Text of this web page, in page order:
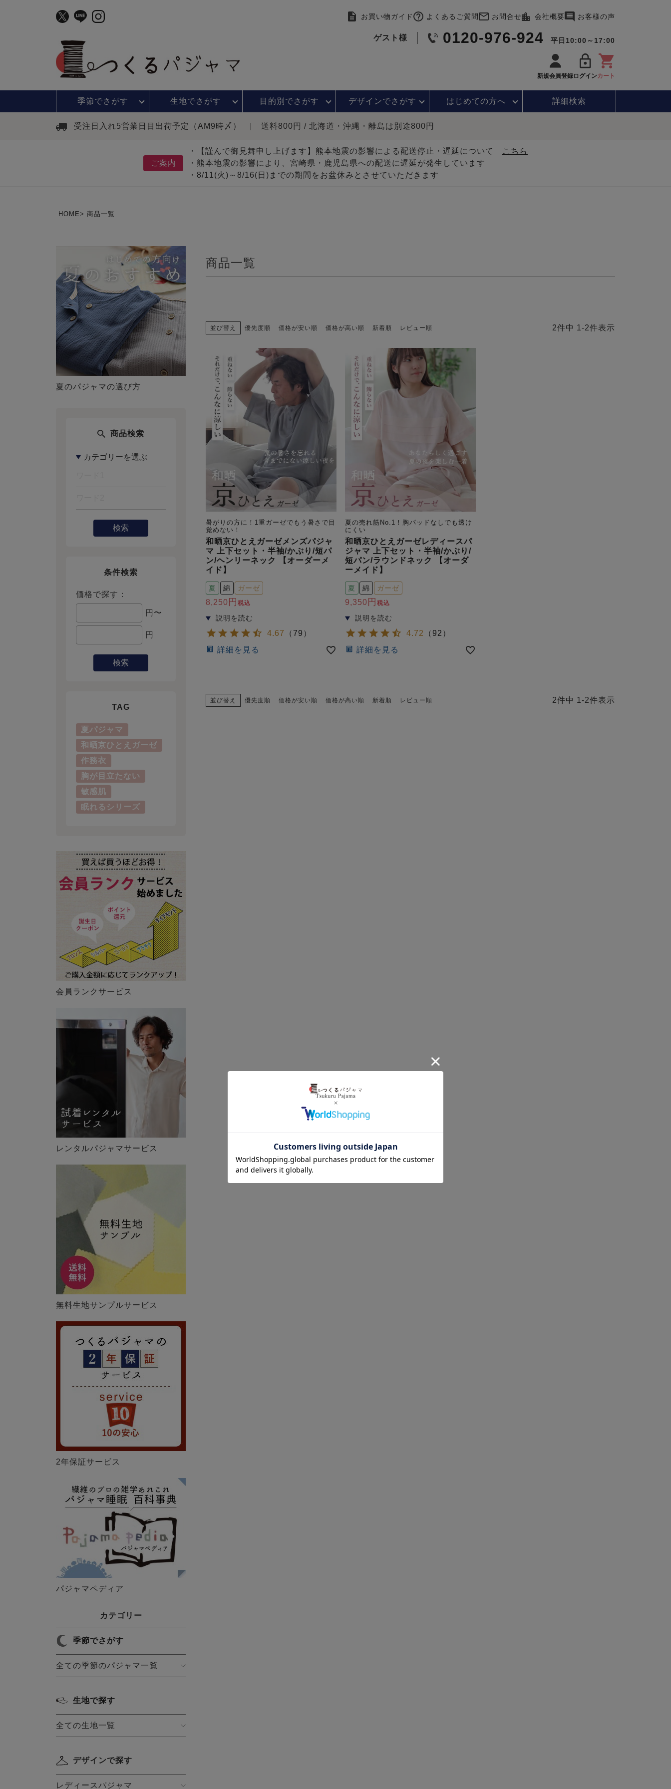
お買い物ガイド よくあるご質問 お問合せ 会社概要 お客様の声
ゲスト様 0120-976-924 平日10:00～17:00
新規会員登録ログインカート
季節でさがす 生地でさがす 目的別でさがす デザインでさがす はじめての方へ 詳細検索
受注日入れ5営業日目出荷予定（AM9時〆） 送料800円 / 北海道・沖縄・離島は別途800円
ご案内
・【謹んで御見舞申し上げます】熊本地震の影響による配送停止・遅延について
こちら
・熊本地震の影響により、宮崎県・鹿児島県への配送に遅延が発生しています
・8/11(火)～8/16(日)までの期間をお盆休みとさせていただきます
HOME 商品一覧
夏のパジャマの選び方
商品検索
検索
条件検索
価格で探す：
円〜
円
検索
TAG
夏パジャマ
和晒京ひとえガーゼ
作務衣
胸が目立たない
敏感肌
眠れるシリーズ
会員ランクサービス
レンタルパジャマサービス
無料生地サンプルサービス
2年保証サービス
パジャマペディア
カテゴリー
季節でさがす
全ての季節のパジャマ一覧
生地で探す
全ての生地一覧
デザインで探す
レディースパジャマ
商品一覧
並び替え 優先度順 価格が安い順 価格が高い順 新着順 レビュー順 2件中 1 -2件表示
暑がりの方に！1重ガーゼでもう暑さで目
覚めない！
和晒京ひとえガーゼメンズパジャ
マ 上下セット・半袖/かぶり/短パ
ン/ヘンリーネック 【オーダーメ
イド】
夏 綿 ガーゼ
8,250 税込
4.67 （ 79 ）
詳細を見る
夏の売れ筋No.1！胸パッドなしでも透け
にくい
和晒京ひとえガーゼレディースパ
ジャマ 上下セット・半袖/かぶり/
短パン/ラウンドネック 【オーダ
ーメイド】
夏 綿 ガーゼ
9,350 税込
4.72 （ 92 ）
詳細を見る
並び替え 優先度順 価格が安い順 価格が高い順 新着順 レビュー順 2件中 1 -2件表示